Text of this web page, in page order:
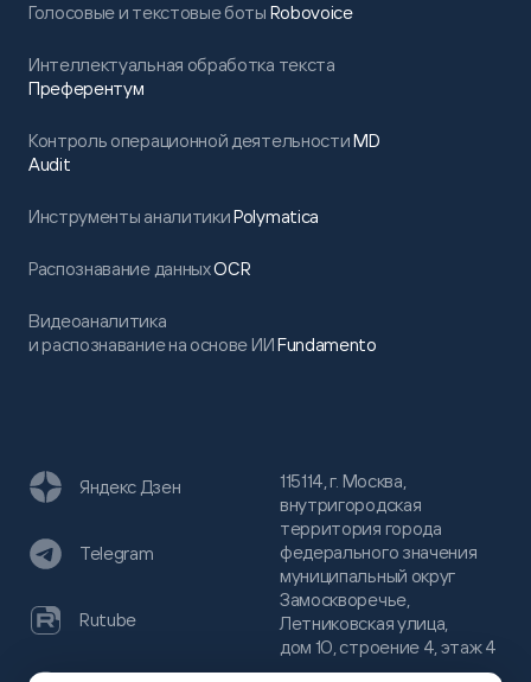
Голосовые и текстовые боты Robovoice
Интеллектуальная обработка текста
Преферентум
Контроль операционной деятельностиMD
Audit
Инструменты аналитикиPolymatica
Распознавание данныхOCR
Видеоаналитика
и распознавание на основе ИИFundamento
115114, г. Москва,
внутригородская
территория города
федерального значения
муниципальный округ
Замоскворечье,
Летниковская улица,
дом 10, строение 4, этаж 4
Яндекс Дзен
Telegram
Rutube